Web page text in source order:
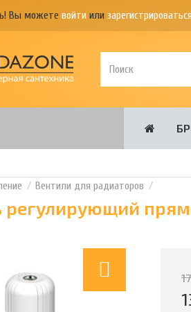
Вы можете войти или
Вентили для радиаторов
регулирующий